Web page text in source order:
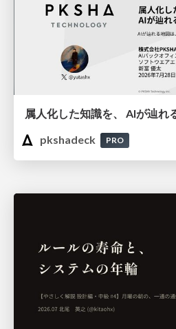
属人化した知識を、 AIが辿れ
pkshadeck
PRO